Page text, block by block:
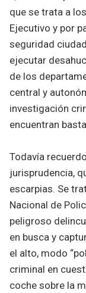
que se trata a
Ejecutivo y por
seguridad
ejecutar
de los
central y
investigación
encuentran
Todavía
jurisprudencia,
escarpias. Se
Nacional de
peligroso
en busca y
el alto, modo
criminal en
coche sobre la